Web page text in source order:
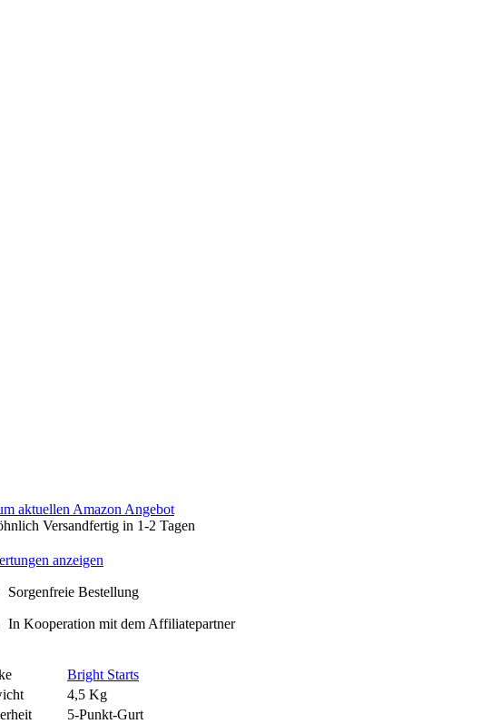
aktuellen Amazon Angebot
Versandfertig in 1-2 Tagen
anzeigen
Sorgenfreie Bestellung
In Kooperation mit dem Affiliatepartner
Bright Starts
4,5 Kg
5-Punkt-Gurt